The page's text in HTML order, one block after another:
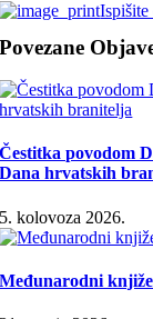
Ispišite
Povezane
Čestitka povodom
Dana hrvatskih
5. kolovoza 2026.
Međunarodni